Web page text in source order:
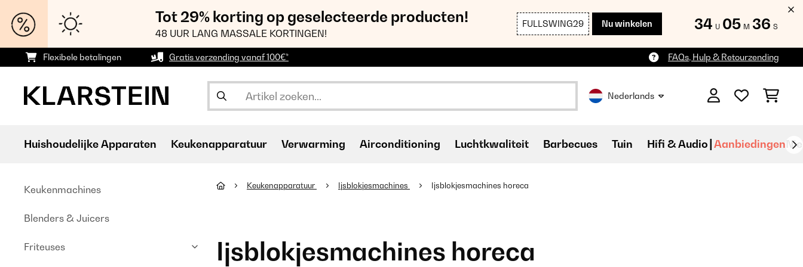
Tot 29% korting op geselecteerde producten!
48 UUR LANG MASSALE KORTINGEN!
FULLSWING29 Nu winkelen 34 U 05 M 34 S
Flexibele betalingen Gratis verzending vanaf 100€* FAQs, Hulp & Retourzending
Nederlands
Huishoudelijke Apparaten Keukenapparatuur Verwarming Airconditioning Luchtkwaliteit Barbecues Tuin Hifi & Audio Aanbiedingen
Keukenmachines
Blenders & Juicers
Friteuses
Keukenapparatuur Ijsblokjesmachines Ijsblokjesmachines horeca
Ijsblokjesmachines horeca